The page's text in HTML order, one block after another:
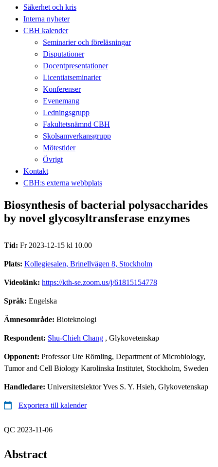
Säkerhet och kris
Interna nyheter
CBH kalender
Seminarier och föreläsningar
Disputationer
Docentpresentationer
Licentiatseminarier
Konferenser
Evenemang
Ledningsgrupp
Fakultetsnämnd CBH
Skolsamverkansgrupp
Mötestider
Övrigt
Kontakt
CBH:s externa webbplats
Biosynthesis of bacterial polysaccharides
by novel glycosyltransferase enzymes
Tid: Fr 2023-12-15 kl 10.00
Plats: Kollegiesalen, Brinellvägen 8, Stockholm
Videolänk: https://kth-se.zoom.us/j/61815154778
Språk: Engelska
Ämnesområde: Bioteknologi
Respondent: Shu-Chieh Chang , Glykovetenskap
Opponent: Professor Ute Römling, Department of Microbiology,
Tumor and Cell Biology Karolinska Institutet, Stockholm, Sweden
Handledare: Universitetslektor Yves S. Y. Hsieh, Glykovetenskap
Exportera till kalender
QC 2023-11-06
Abstract